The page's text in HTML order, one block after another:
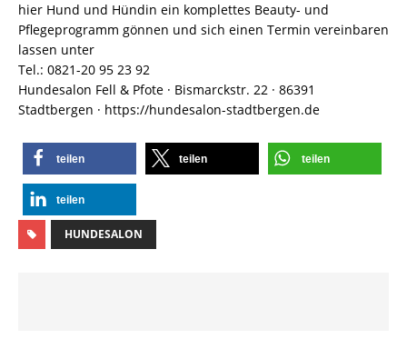
hier Hund und Hündin ein komplettes Beauty- und
Pflegeprogramm gönnen und sich einen Termin vereinbaren
lassen unter
Tel.: 0821-20 95 23 92
Hundesalon Fell & Pfote · Bismarckstr. 22 · 86391
Stadtbergen · https://hundesalon-stadtbergen.de
teilen teilen teilen
teilen
HUNDESALON